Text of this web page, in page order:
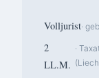
Volljurist·
2
LL.M.
·